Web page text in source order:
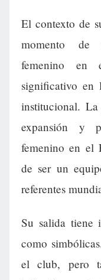
El contexto de
momento de
femenino en
significativo en
institucional.
expansión y
femenino en el
de ser un
referentes
Su salida tiene
como
el club, pero